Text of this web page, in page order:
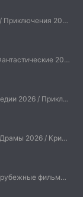
Боевики 2026 / Мелодрамы 2026 / Приключения 2026 / Ужасы 2026 / Фантастические 2026 / Зарубежные фильмы 2026 / Американские фильмы / Фильмы 2026
Боевики 2026 / Триллеры 2026 / Фантастические 2026 / Зарубежные фильмы 2026 / Американские фильмы / Фильмы 2026
Боевики 2026 / Драмы 2026 / Комедии 2026 / Приключения 2026 / Фантастические 2026 / Зарубежные фильмы 2026 / Американские фильмы / Фильмы 2026
Боевики 2026 / Детективы 2026 / Драмы 2026 / Криминальные фильмы 2026 / Триллеры 2026 / Зарубежные фильмы 2026 / Американские фильмы / Фильмы 2026
Драмы 2026 / Триллеры 2026 / Зарубежные фильмы 2026 / Американские фильмы / Фильмы 2026